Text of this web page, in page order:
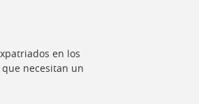
en los
necesitan un